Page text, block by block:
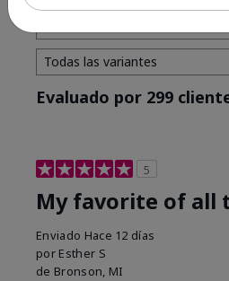
piel
Evaluado por 299
5
My favorite of all
Enviado Hace 12 días
por Esther S
de Bronson, MI